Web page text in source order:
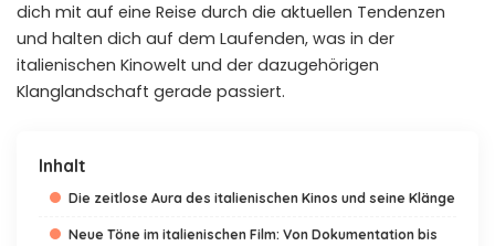
dich mit auf eine Reise durch die aktuellen Tendenzen
und halten dich auf dem Laufenden, was in der
italienischen Kinowelt und der dazugehörigen
Klanglandschaft gerade passiert.
Inhalt
Die zeitlose Aura des italienischen Kinos und seine Klänge
Neue Töne im italienischen Film: Von Dokumentation bis